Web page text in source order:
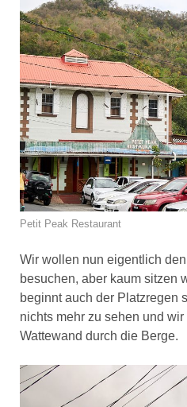
Petit Peak Restaurant
Wir wollen nun eigentlich den
besuchen, aber kaum sitzen
beginnt auch der Platzregen
nichts mehr zu sehen und
Wattewand durch die Berge.